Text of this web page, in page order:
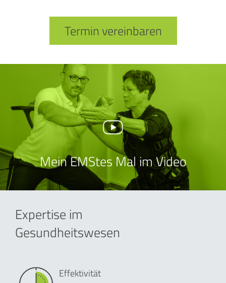
Termin vereinbaren
Mein EMStes Mal im Video
Expertise im
Gesundheitswesen
Effektivität